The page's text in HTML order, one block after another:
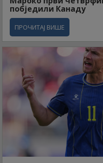
побједили Канаду
ПРОЧИТАЈ ВИШЕ